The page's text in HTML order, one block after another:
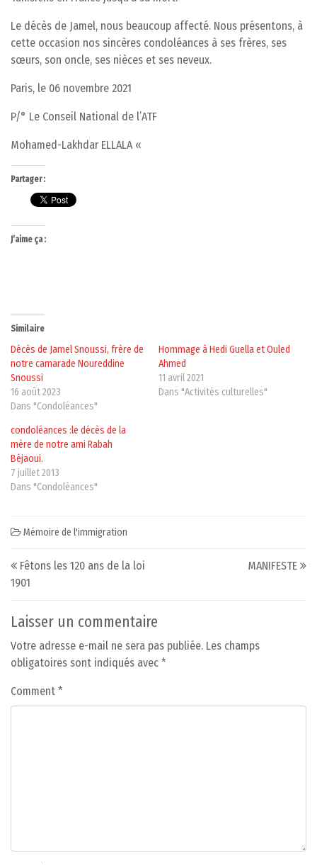
Le décès de Jamel, nous beaucoup affecté. Nous présentons, à
cette occasion nos sincères condoléances à ses frères, ses
sœurs, son oncle, ses nièces et ses neveux.
Paris, le 06 novembre 2021
P/° Le Conseil National de l’ATF
Mohamed-Lakhdar ELLALA «
Partager :
J’aime ça :
Similaire
Décès de Jamel Snoussi, frère de
notre camarade Noureddine
Snoussi
16 août 2023
Dans "Condoléances"
Hommage à Hedi Guella et Ouled
Ahmed
11 avril 2021
Dans "Activités culturelles"
condoléances :le décès de la
mère de notre ami Rabah
Béjaoui.
7 juillet 2013
Dans "Condoléances"
Mémoire de l'immigration
Post navigation
Fêtons les 120 ans de la loi
1901
MANIFESTE
Laisser un commentaire
Votre adresse e-mail ne sera pas publiée. Les champs
obligatoires sont indiqués avec *
Comment *